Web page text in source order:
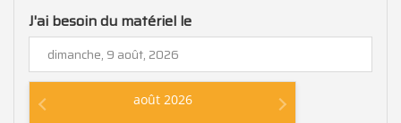
J'ai besoin du matériel le
août 2026